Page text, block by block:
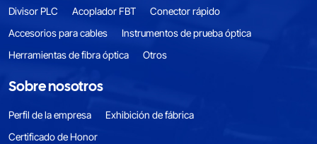
Divisor PLC
Acoplador FBT
Conector rápido
Accesorios para cables
Instrumentos de prueba óptica
Herramientas de fibra óptica
Otros
Sobre nosotros
Perfil de la empresa
Exhibición de fábrica
Certificado de Honor